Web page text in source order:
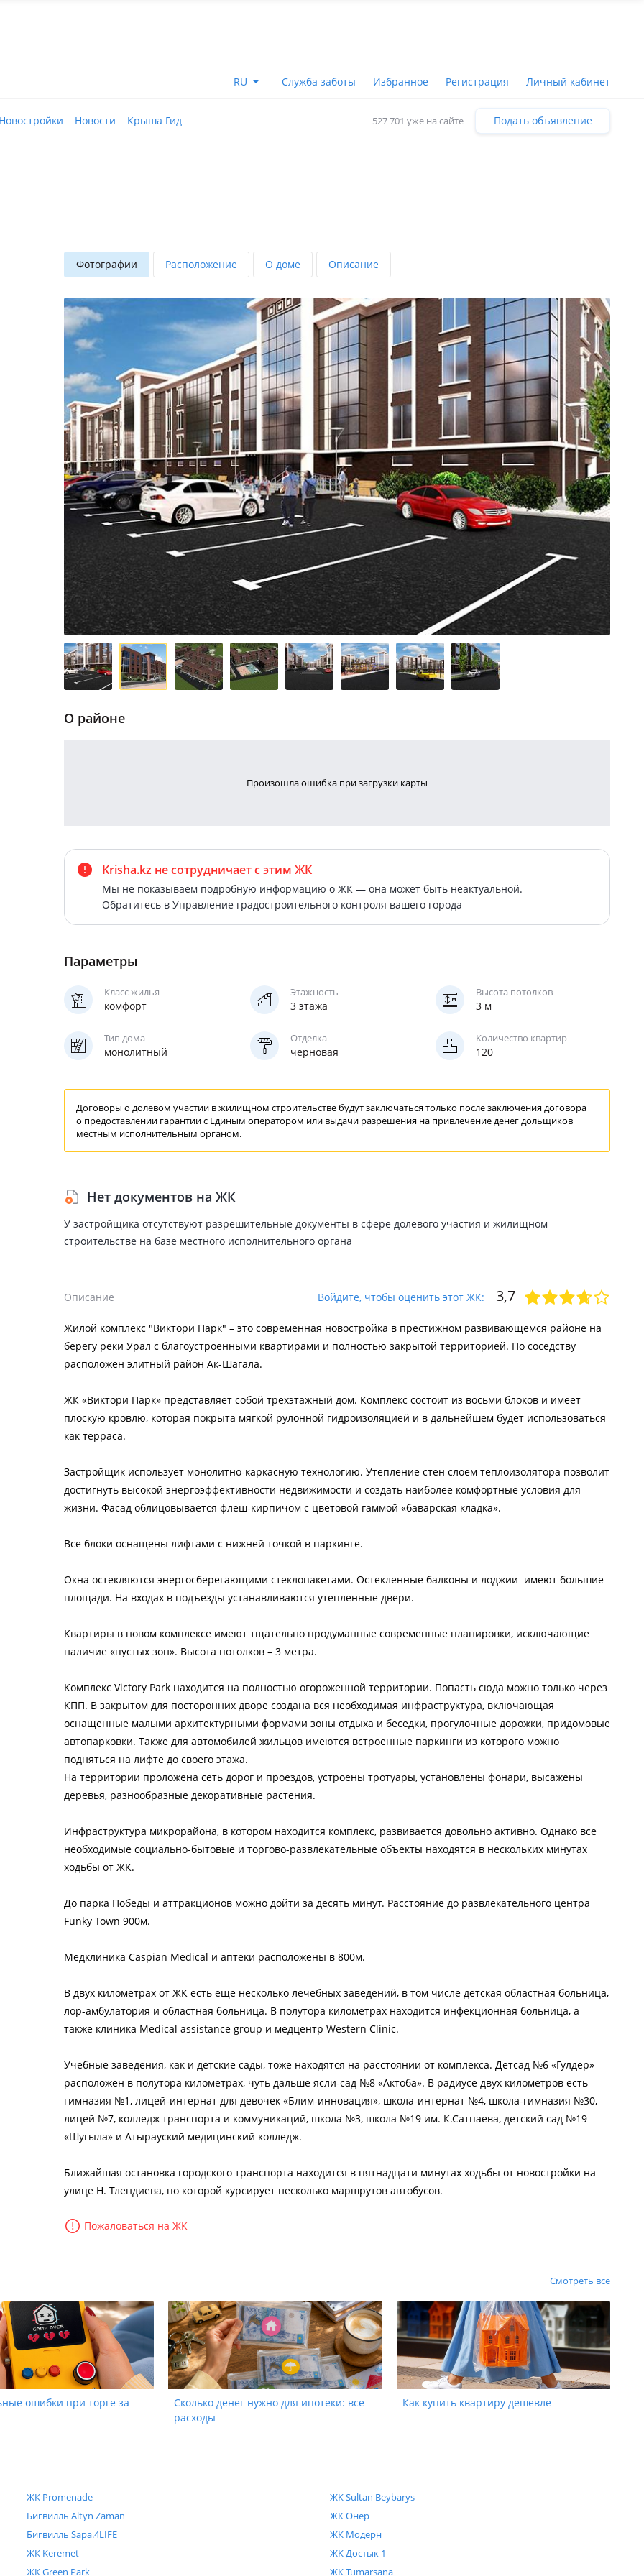
RU Служба заботы Избранное Регистрация Личный кабинет
Новостройки Новости Крыша Гид 527 701 уже на сайте Подать объявление
Фотографии Расположение О доме Описание
О районе
Произошла ошибка при загрузки карты
Krisha.kz не сотрудничаетс этим ЖК
Мы не показываем подробную информацию о ЖК — она может быть неактуальной.
Обратитесь в Управление градостроительного контроля вашего города
Параметры
Класс жилья
комфорт
Этажность
3 этажа
Высота потолков
3 м
Тип дома
монолитный
Отделка
черновая
Количество квартир
120
Договоры о долевом участии в жилищном строительстве будут заключаться только после заключения договора
о предоставлении гарантиис Единым оператором или выдачи разрешения на привлечениеденег дольщиков
местным исполнительным органом.
Нет документов на ЖК
У застройщика отсутствуют разрешительные документы в сфере долевого участия и жилищном
строительстве на базе местного исполнительного органа
Описание Войдите, чтобы оценить этот ЖК: 3,7
Жилой комплекс "Виктори Парк" – это современная новостройка в престижном развивающемся районе на
берегу реки Урал с благоустроенными квартирами и полностью закрытой территорией. По соседству
расположен элитный район Ак-Шагала.
ЖК «Виктори Парк» представляет собой трехэтажный дом. Комплекс состоит из восьми блоков и имеет
плоскую кровлю, которая покрыта мягкой рулонной гидроизоляцией и в дальнейшем будет использоваться
как терраса.
Застройщик использует монолитно-каркасную технологию. Утепление стен слоем теплоизолятора позволит
достигнуть высокой энергоэффективности недвижимости и создать наиболее комфортные условия для
жизни. Фасад облицовывается флеш-кирпичом с цветовой гаммой «баварская кладка».
Все блоки оснащены лифтами с нижней точкой в паркинге.
Окна остекляются энергосберегающими стеклопакетами. Остекленные балконы и лоджии имеют большие
площади. На входах в подъезды устанавливаются утепленные двери.
Квартиры в новом комплексе имеют тщательно продуманные современные планировки, исключающие
наличие «пустых зон». Высота потолков – 3 метра.
Комплекс Victory Park находится на полностью огороженной территории. Попасть сюда можно только через
КПП. В закрытом для посторонних дворе создана вся необходимая инфраструктура, включающая
оснащенные малыми архитектурными формами зоны отдыха и беседки, прогулочные дорожки, придомовые
автопарковки. Также для автомобилей жильцов имеются встроенные паркинги из которого можно
подняться на лифте до своего этажа.
На территории проложена сеть дорог и проездов, устроены тротуары, установлены фонари, высажены
деревья, разнообразные декоративные растения.
Инфраструктура микрорайона, в котором находится комплекс, развивается довольно активно. Однако все
необходимые социально-бытовые и торгово-развлекательные объекты находятся в нескольких минутах
ходьбы от ЖК.
До парка Победы и аттракционов можно дойти за десять минут. Расстояние до развлекательного центра
Funky Town 900м.
Медклиника Caspian Medical и аптеки расположены в 800м.
В двух километрах от ЖК есть еще несколько лечебных заведений, в том числе детская областная больница,
лор-амбулатория и областная больница. В полутора километрах находится инфекционная больница, а
также клиника Medical assistance group и медцентр Western Clinic.
Учебные заведения, как и детские сады, тоже находятся на расстоянии от комплекса. Детсад №6 «Гулдер»
расположен в полутора километрах, чуть дальше ясли-сад №8 «Актоба». В радиусе двух километров есть
гимназия №1, лицей-интернат для девочек «Блим-инновация», школа-интернат №4, школа-гимназия №30,
лицей №7, колледж транспорта и коммуникаций, школа №3, школа №19 им. К.Сатпаева, детский сад №19
«Шугыла» и Атырауский медицинский колледж.
Ближайшая остановка городского транспорта находится в пятнадцати минутах ходьбы от новостройки на
улице Н. Тлендиева, по которой курсирует несколько маршрутов автобусов.
Пожаловаться на ЖК
Смотреть все
ошибки при торге за
Сколько денег нужно для ипотеки: все
расходы
Как купить квартиру дешевле
ЖК Promenade
Бигвилль Altyn Zaman
Бигвилль Sapa.4LIFE
ЖК Keremet
ЖК Green Park
ЖК Sultan Beybarys
ЖК Онер
ЖК Модерн
ЖК Достык 1
ЖК Tumarsana